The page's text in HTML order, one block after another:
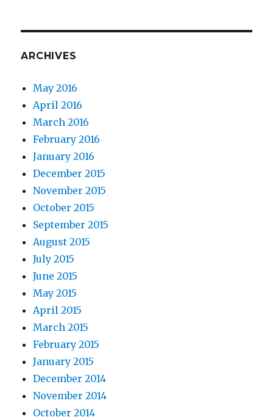
ARCHIVES
May 2016
April 2016
March 2016
February 2016
January 2016
December 2015
November 2015
October 2015
September 2015
August 2015
July 2015
June 2015
May 2015
April 2015
March 2015
February 2015
January 2015
December 2014
November 2014
October 2014